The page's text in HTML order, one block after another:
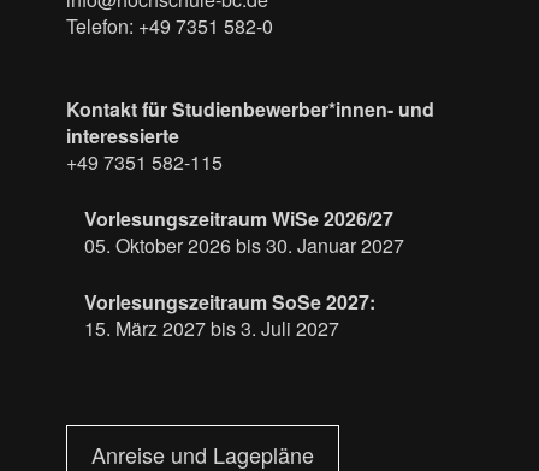
Telefon: +49 7351 582-0
Kontakt für Studienbewerber*innen- und
interessierte
+49 7351 582-115
Vorlesungszeitraum WiSe 2026/27
05. Oktober 2026 bis 30. Januar 2027
Vorlesungszeitraum SoSe 2027:
15. März 2027 bis 3. Juli 2027
Anreise und Lagepläne